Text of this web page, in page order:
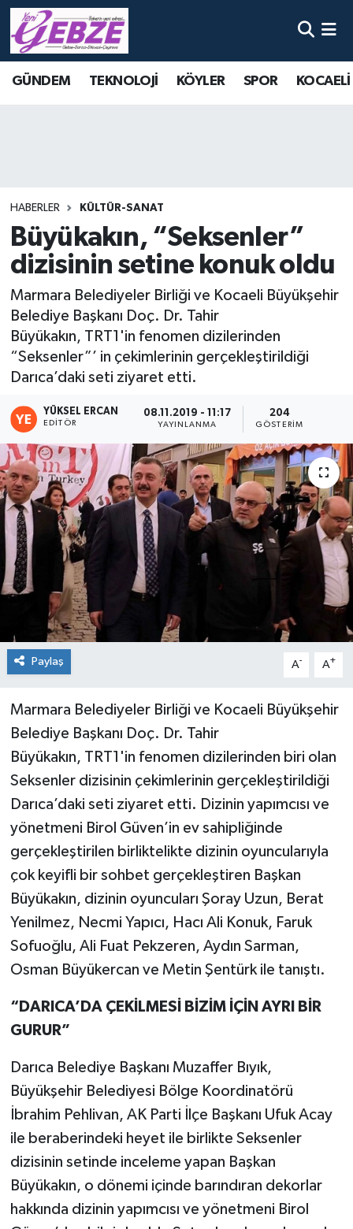
GÜNDEM TEKNOLOJİ KÖYLER SPOR
HABERLER KÜLTÜR-SANAT
Büyükakın, “Seksenler”
dizisinin setine konuk oldu
Marmara Belediyeler Birliği ve Kocaeli Büyükşehir
Belediye Başkanı Doç. Dr. Tahir
Büyükakın, TRT1'in fenomen dizilerinden
“Seksenler”’ in çekimlerinin gerçekleştirildiği
Darıca’daki seti ziyaret etti.
YÜKSEL ERCAN
EDITÖR
08.11.2019 - 11:17
YAYINLANMA
204
GÖSTERIM
Paylaş A- A+
Marmara Belediyeler Birliği ve Kocaeli Büyükşehir
Belediye Başkanı Doç. Dr. Tahir
Büyükakın, TRT1'in fenomen dizilerinden biri olan
Seksenler dizisinin çekimlerinin gerçekleştirildiği
Darıca’daki seti ziyaret etti. Dizinin yapımcısı ve
yönetmeni Birol Güven’in ev sahipliğinde
gerçekleştirilen birliktelikte dizinin oyuncularıyla
çok keyifli bir sohbet gerçekleştiren Başkan
Büyükakın, dizinin oyuncuları Şoray Uzun, Berat
Yenilmez, Necmi Yapıcı, Hacı Ali Konuk, Faruk
Sofuoğlu, Ali Fuat Pekzeren, Aydın Sarman,
Osman Büyükercan ve Metin Şentürk ile tanıştı.
“DARICA’DA ÇEKİLMESİ BİZİM İÇİN AYRI BİR
GURUR”
Darıca Belediye Başkanı Muzaffer Bıyık,
Büyükşehir Belediyesi Bölge Koordinatörü
İbrahim Pehlivan, AK Parti İlçe Başkanı Ufuk Acay
ile beraberindeki heyet ile birlikte Seksenler
dizisinin setinde inceleme yapan Başkan
Büyükakın, o dönemi içinde barındıran dekorlar
hakkında dizinin yapımcısı ve yönetmeni Birol
Nöbetçi Eczaneler
Tüm Manşetler
Son Dakika Haberleri
Haber Arşivi